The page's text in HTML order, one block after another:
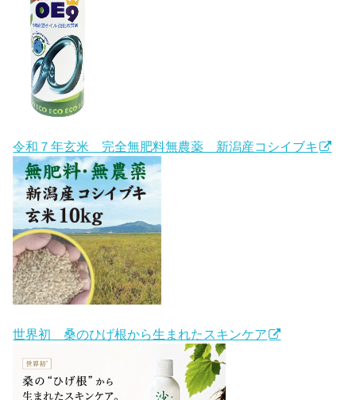
令和７年玄米 完全無肥料無農薬 新潟産コシイブキ
世界初 桑のひげ根から生まれたスキンケア